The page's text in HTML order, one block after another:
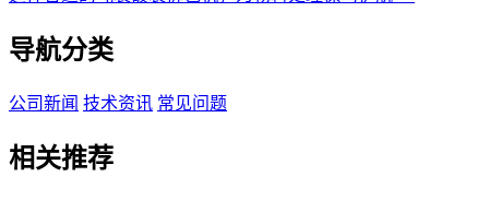
导航分类
公司新闻 技术资讯 常见问题
相关推荐